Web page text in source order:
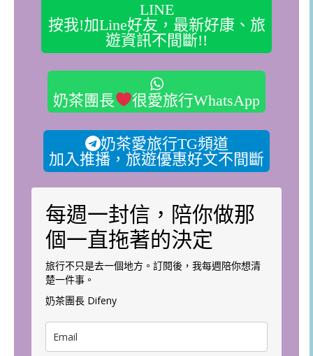
LINE
按我!加Line好友，最新好康、旅
遊資訊不間斷!!
奶茶團長 很愛旅行WhatsApp
奶茶愛旅行TG頻道
加入推播，旅遊優惠好文不間斷
每週一封信，陪你做那
個一直拖著的決定
旅行不只是去一個地方。訂閱後，我每週陪你想清
楚一件事。
奶茶團長 Difeny